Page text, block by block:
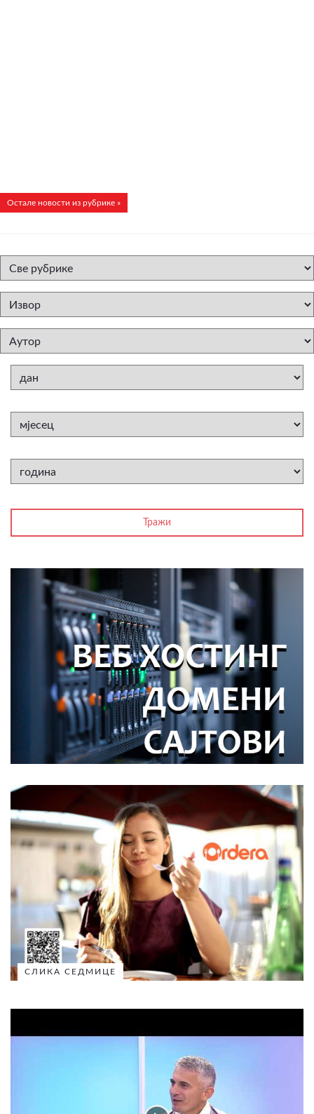
Остале новости из рубрике »
СЛИКА СЕДМИЦЕ